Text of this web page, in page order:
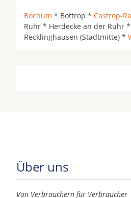
Bochum * Bottrop * Castrop-
Ruhr * Herdecke an der Ruhr *
Recklinghausen (Stadtmitte) *
Über uns
Von Verbrauchern für Verbraucher